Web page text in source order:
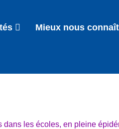
Mieux nous
les écoles, en pleine